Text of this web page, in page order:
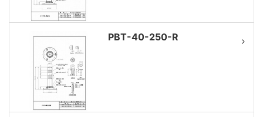
PBT-40-250-R